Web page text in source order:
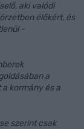
aki valódi
élőkért, és
-
a
kormány és a
szerint csak